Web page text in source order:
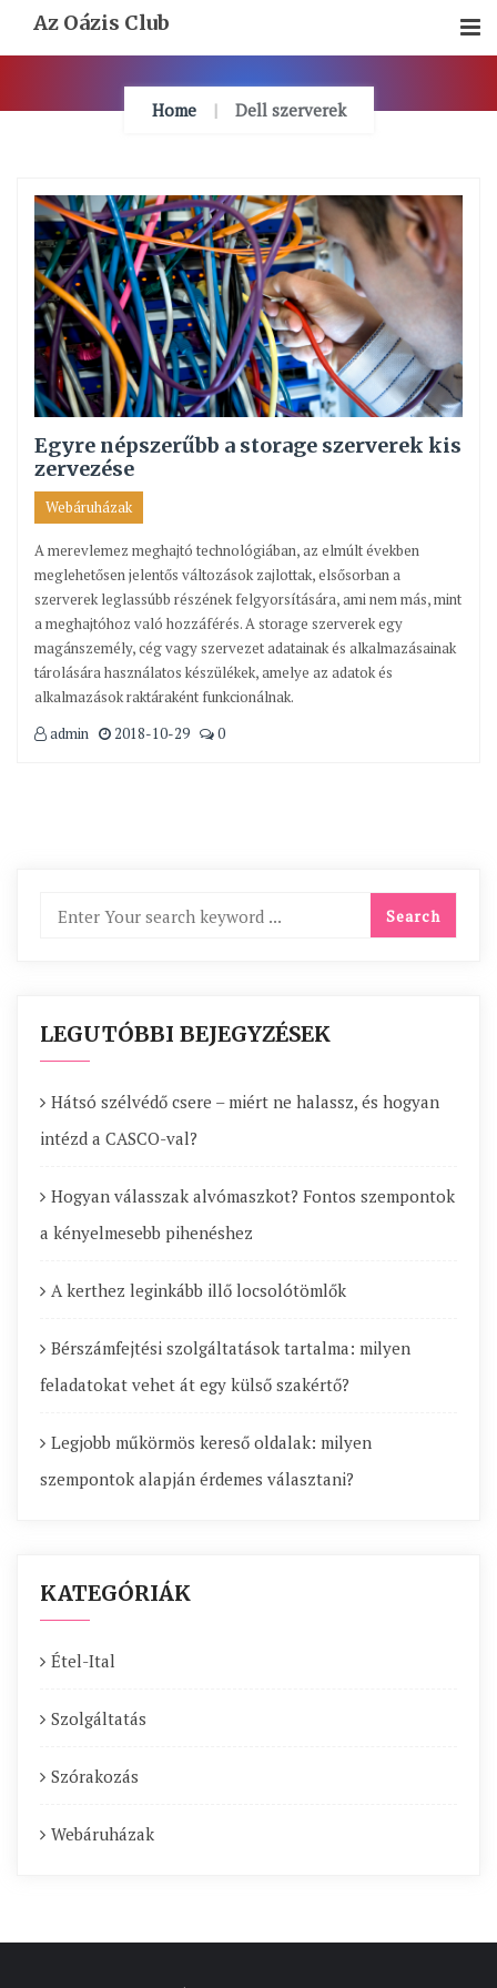
Content
Az Oázis Club
Home Dell szerverek
Egyre népszerűbb a storage szerverek kis
zervezése
Webáruházak
A merevlemez meghajtó technológiában, az elmúlt években
meglehetősen jelentős változások zajlottak, elsősorban a
szerverek leglassúbb részének felgyorsítására, ami nem más, mint
a meghajtóhoz való hozzáférés. A storage szerverek egy
magánszemély, cég vagy szervezet adatainak és alkalmazásainak
tárolására használatos készülékek, amelye az adatok és
alkalmazások raktáraként funkcionálnak.
admin
2018-10-29 0
LEGUTÓBBI BEJEGYZÉSEK
Hátsó szélvédő csere – miért ne halassz, és hogyan
intézd a CASCO-val?
Hogyan válasszak alvómaszkot? Fontos szempontok
a kényelmesebb pihenéshez
A kerthez leginkább illő locsolótömlők
Bérszámfejtési szolgáltatások tartalma: milyen
feladatokat vehet át egy külső szakértő?
Legjobb műkörmös kereső oldalak: milyen
szempontok alapján érdemes választani?
KATEGÓRIÁK
Étel-Ital
Szolgáltatás
Szórakozás
Webáruházak